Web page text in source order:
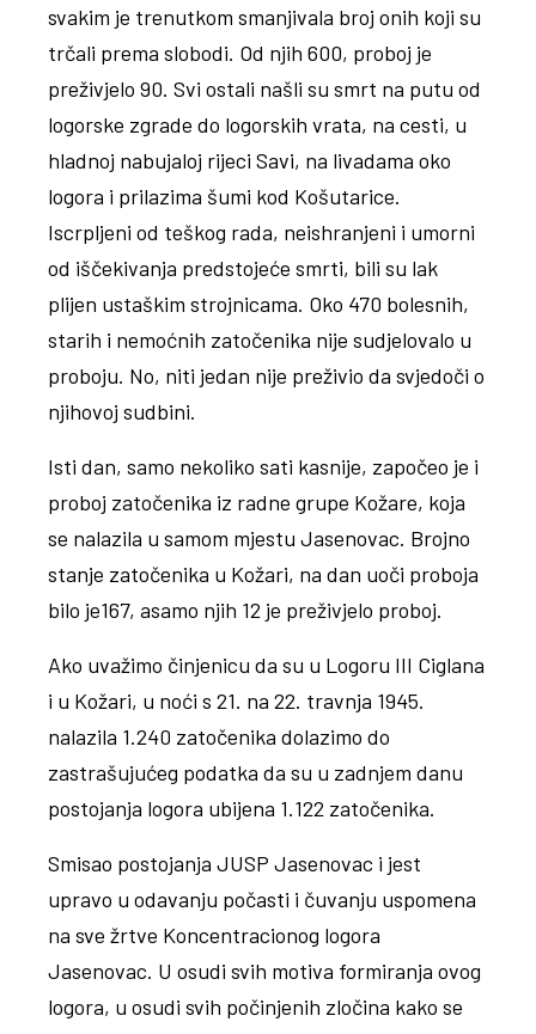
svakim je trenutkom smanjivala broj onih koji su
trčali prema slobodi. Od njih 600, proboj je
preživjelo 90. Svi ostali našli su smrt na putu od
logorske zgrade do logorskih vrata, na cesti, u
hladnoj nabujaloj rijeci Savi, na livadama oko
logora i prilazima šumi kod Košutarice.
Iscrpljeni od teškog rada, neishranjeni i umorni
od iščekivanja predstojeće smrti, bili su lak
plijen ustaškim strojnicama. Oko 470 bolesnih,
starih i nemoćnih zatočenika nije sudjelovalo u
proboju. No, niti jedan nije preživio da svjedoči o
njihovoj sudbini.
Isti dan, samo nekoliko sati kasnije, započeo je i
proboj zatočenika iz radne grupe Kožare, koja
se nalazila u samom mjestu Jasenovac. Brojno
stanje zatočenika u Kožari, na dan uoči proboja
bilo je167, asamo njih 12 je preživjelo proboj.
Ako uvažimo činjenicu da su u Logoru III Ciglana
i u Kožari, u noći s 21. na 22. travnja 1945.
nalazila 1.240 zatočenika dolazimo do
zastrašujućeg podatka da su u zadnjem danu
postojanja logora ubijena 1.122 zatočenika.
Smisao postojanja JUSP Jasenovac i jest
upravo u odavanju počasti i čuvanju uspomena
na sve žrtve Koncentracionog logora
Jasenovac. U osudi svih motiva formiranja ovog
logora, u osudi svih počinjenih zločina kako se